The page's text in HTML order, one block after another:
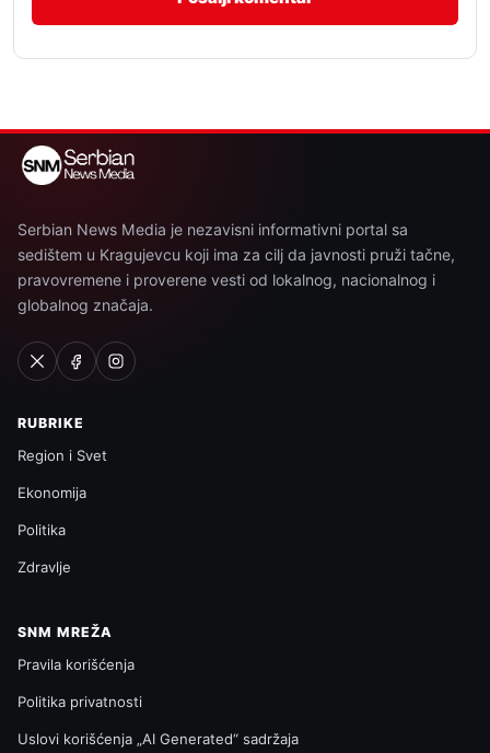
Serbian News Media je nezavisni informativni portal sa
sedištem u Kragujevcu koji ima za cilj da javnosti pruži tačne,
pravovremene i proverene vesti od lokalnog, nacionalnog i
globalnog značaja.
RUBRIKE
Region i Svet
Ekonomija
Politika
Zdravlje
SNM MREŽA
Pravila korišćenja
Politika privatnosti
Uslovi korišćenja „AI Generated“ sadržaja